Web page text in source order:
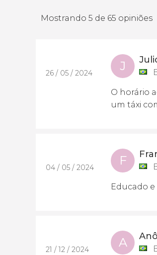
Mostrando 5 de 65 opiniões
26 / 05 / 2024 J
O horário
um táxi
04 / 05 / 2024 F
Educado
21 / 12 / 2024 A